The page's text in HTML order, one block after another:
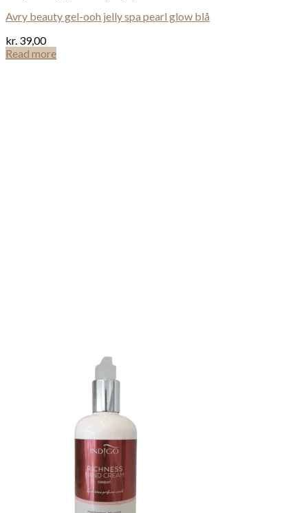
Avry beauty gel-ooh jelly spa pearl glow blå
kr. 39,00
Read more